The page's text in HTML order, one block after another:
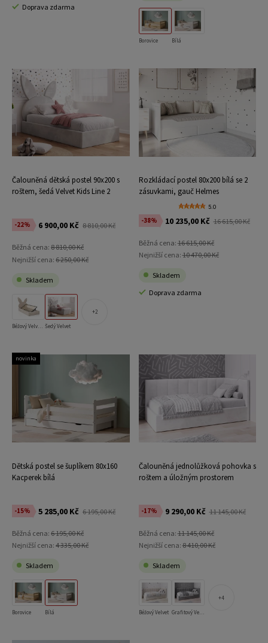
Doprava zdarma
Borovice Bílá
Čalouněná dětská postel 90x200 s
roštem, šedá Velvet Kids Line 2
-22% 6 900,00 Kč 8 810,00 Kč
Běžná cena: 8 810,00 Kč
Nejnižší cena: 6 250,00 Kč
Skladem
Béžový Velvet s úložným prostorem Šedý Velvet
2
Rozkládací postel 80x200 bílá se 2
zásuvkami, gauč Helmes
5.0
-38% 10 235,00 Kč 16 615,00 Kč
Běžná cena:16 615,00 Kč
Nejnižší cena:10 470,00 Kč
Skladem
Doprava zdarma
Dětská postel se šuplíkem 80x160
Kacperek bílá
-15% 5 285,00 Kč 6 195,00 Kč
Běžná cena: 6 195,00 Kč
Nejnižší cena: 4 335,00 Kč
Skladem
Borovice Bílá
novinka
Čalouněná jednolůžková pohovka s
roštem a úložným prostorem
-17% 9 290,00 Kč 11 145,00 Kč
Běžná cena:11 145,00 Kč
Nejnižší cena:8 410,00 Kč
Skladem
Béžový Velvet Grafitový Velvet
4